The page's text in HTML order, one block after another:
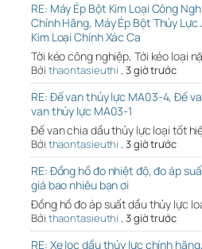
RE: Máy Ép Bột Kim Loại Công
Chính Hãng, Máy Ép Bột Thủy Lực
Kim Loại Chính Xác Ca
Tời kéo công nghiệp, Tới kéo loại
Bởi thaontasieuthi , 3 giờ trước
RE: Đế van thủy lực MA03-4, Đế
van thủy lực MA03-1
Đế van chia dầu thủy lực loại tốt
Bởi thaontasieuthi , 3 giờ trước
RE: Đồng hồ đo nhiệt độ, đo áp
giá bao nhiêu bạn ơi
Đồng hồ đo áp suất dầu thủy lực
Bởi thaontasieuthi , 3 giờ trước
RE: Xe lọc dầu thủy lực chính